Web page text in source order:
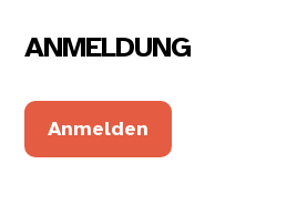
ANMELDUNG
Anmelden